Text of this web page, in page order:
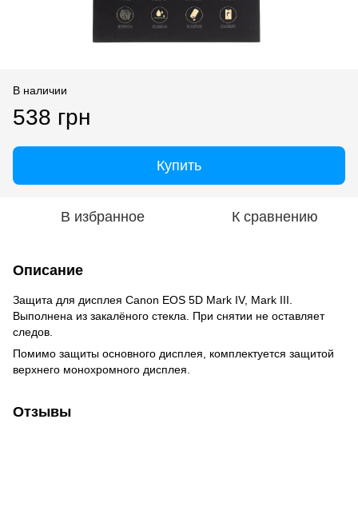
В наличии
538 грн
Купить
В избранное К сравнению
Описание
Защита для дисплея Canon EOS 5D Mark IV, Mark III.
Выполнена из закалёного стекла. При снятии не оставляет
следов.
Помимо защиты основного дисплея, комплектуется защитой
верхнего монохромного дисплея.
Отзывы